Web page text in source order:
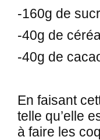
-160g de
-40g de
-40g de
En faisant
telle qu’elle
à faire les